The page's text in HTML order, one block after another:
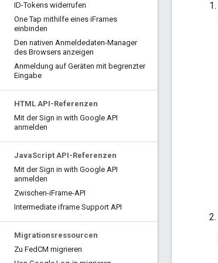
ID-Tokens widerrufen
One Tap mithilfe eines iFrames
einbinden
Den nativen Anmeldedaten-Manager
des Browsers anzeigen
Anmeldung auf Geräten mit begrenzter
Eingabe
HTML API-Referenzen
Mit der Sign in with Google API
anmelden
JavaScript API-Referenzen
Mit der Sign in with Google API
anmelden
Zwischen-iFrame-API
Intermediate iframe Support API
Migrationsressourcen
Zu FedCM migrieren